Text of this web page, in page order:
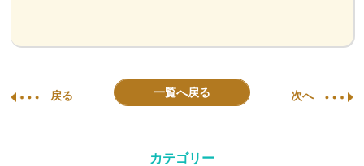
戻る 一覧へ戻る 次へ
カテゴリー